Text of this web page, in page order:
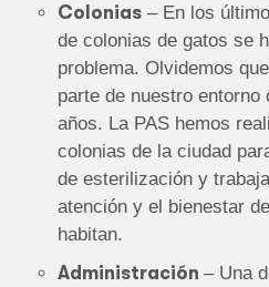
Colonias – En los
de colonias de gatos se
problema. Olvidemos
parte de nuestro entorno
años. La PAS hemos
colonias de la ciudad
de esterilización y
atención y el bienestar
habitan.
Administración– Una